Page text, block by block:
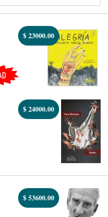
$23000.00
$24000.00
$53600.00